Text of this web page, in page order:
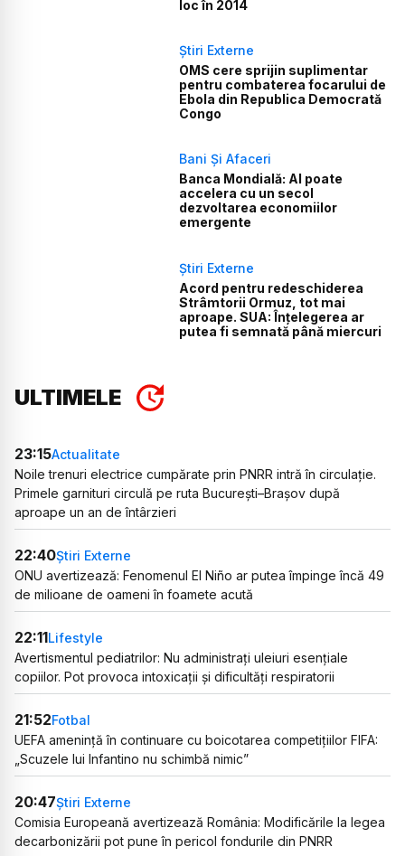
loc în 2014
Știri Externe
OMS cere sprijin suplimentar
pentru combaterea focarului de
Ebola din Republica Democrată
Congo
Bani Și Afaceri
Banca Mondială: AI poate
accelera cu un secol
dezvoltarea economiilor
emergente
Știri Externe
Acord pentru redeschiderea
Strâmtorii Ormuz, tot mai
aproape. SUA: Înțelegerea ar
putea fi semnată până miercuri
ULTIMELE
23:15Actualitate
Noile trenuri electrice cumpărate prin PNRR intră în circulație.
Primele garnituri circulă pe ruta București–Brașov după
aproape un an de întârzieri
22:40Știri Externe
ONU avertizează: Fenomenul El Niño ar putea împinge încă 49
de milioane de oameni în foamete acută
22:11Lifestyle
Avertismentul pediatrilor: Nu administrați uleiuri esențiale
copiilor. Pot provoca intoxicații și dificultăți respiratorii
21:52Fotbal
UEFA amenință în continuare cu boicotarea competițiilor FIFA:
„Scuzele lui Infantino nu schimbă nimic”
20:47Știri Externe
Comisia Europeană avertizează România: Modificările la legea
decarbonizării pot pune în pericol fondurile din PNRR